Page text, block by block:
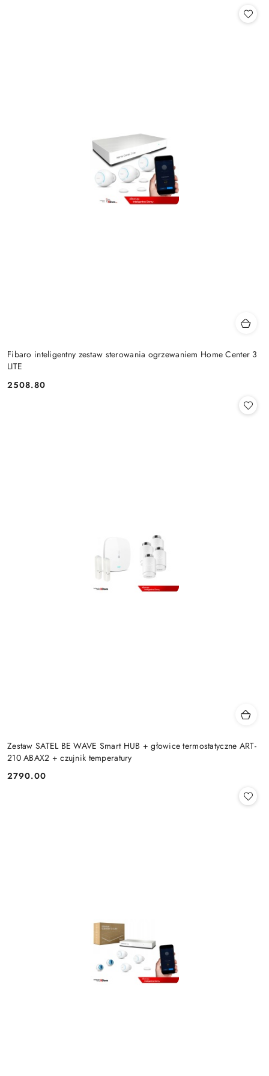
Fibaro inteligentny zestaw sterowania ogrzewaniem Home Center 3
LITE
Cena:
2508.80
Zestaw SATEL BE WAVE Smart HUB + głowice termostatyczne ART-
210 ABAX2 + czujnik temperatury
Cena:
2790.00